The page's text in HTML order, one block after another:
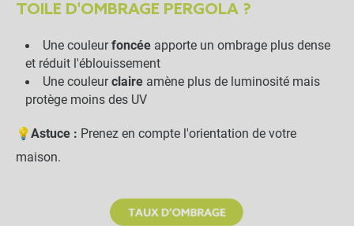
TOILE D'OMBRAGE PERGOLA ?
Une couleurfoncéeapporte un ombrage plus dense
et réduit l'éblouissement
Une couleurclaireamène plus de luminosité mais
protège moins des UV
💡Astuce : Prenez en compte l'orientation de votre
maison.